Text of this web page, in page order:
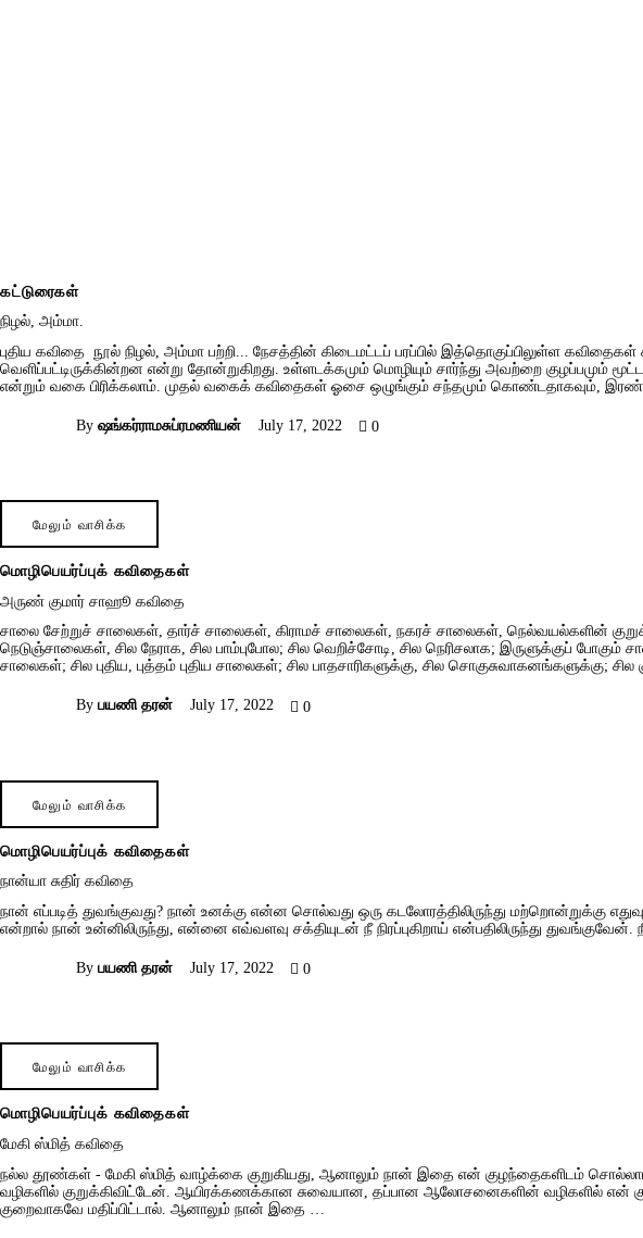
கட்டுரைகள்
நிழல், அம்மா.
புதிய கவிதை நூல் நிழல், அம்மா பற்றி... நேசத்தின் கிடைமட்டப் பரப்பில் இத்தொகுப்பிலுள்ள
வெளிப்பட்டிருக்கின்றன என்று தோன்றுகிறது. உள்ளடக்கமும் மொழியும் சார்ந்து அவற்றை குழப்பமும்
என்றும் வகை பிரிக்கலாம். முதல் வகைக் கவிதைகள் ஓசை ஒழுங்கும் சந்தமும் கொண்டதாகவும்,
By ஷங்கர்ராமசுப்ரமணியன் July 17, 2022 0
மேலும் வாசிக்க
மொழிபெயர்ப்புக் கவிதைகள்
அருண் குமார் சாஹூ கவிதை
சாலை சேற்றுச் சாலைகள், தார்ச் சாலைகள், கிராமச் சாலைகள், நகரச் சாலைகள், நெல்வயல்களின்
நெடுஞ்சாலைகள், சில நேராக, சில பாம்புபோல; சில வெறிச்சோடி, சில நெரிசலாக; இருளுக்குப்
சாலைகள்; சில புதிய, புத்தம் புதிய சாலைகள்; சில பாதசாரிகளுக்கு, சில சொகுசுவாகனங்களுக்கு; சில
By பயணி தரன் July 17, 2022 0
மேலும் வாசிக்க
மொழிபெயர்ப்புக் கவிதைகள்
நான்யா சுதிர் கவிதை
நான் எப்படித் துவங்குவது? நான் உனக்கு என்ன சொல்வது ஒரு கடலோரத்திலிருந்து
என்றால் நான் உன்னிலிருந்து, என்னை எவ்வளவு சக்தியுடன் நீ நிரப்புகிறாய் என்பதிலிருந்து
By பயணி தரன் July 17, 2022 0
மேலும் வாசிக்க
மொழிபெயர்ப்புக் கவிதைகள்
மேகி ஸ்மித் கவிதை
நல்ல தூண்கள் - மேகி ஸ்மித் வாழ்க்கை குறுகியது, ஆனாலும் நான் இதை என் குழந்தைகளிடம்
வழிகளில் குறுக்கிவிட்டேன். ஆயிரக்கணக்கான சுவையான, தப்பான ஆலோசனைகளின் வழிகளில் என்
குறைவாகவே மதிப்பிட்டால். ஆனாலும் நான் இதை …